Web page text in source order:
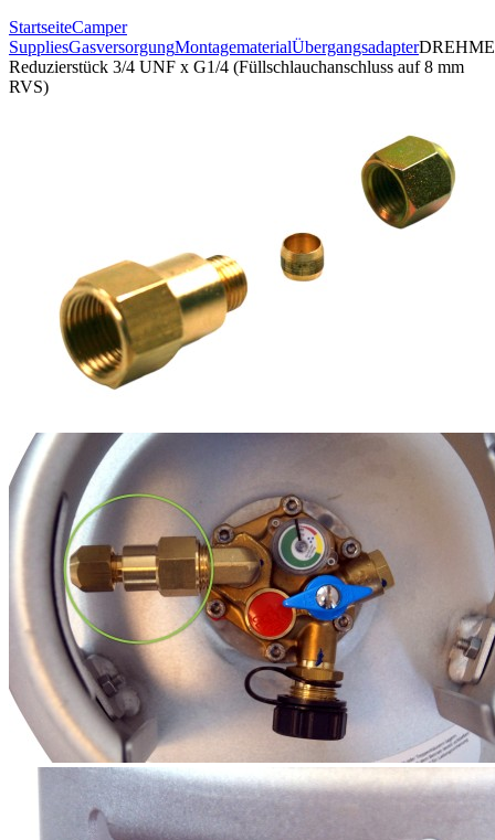
StartseiteCamper
SuppliesGasversorgungMontagematerialÜbergangsadapter
Reduzierstück 3/4 UNF x G1/4 (Füllschlauchanschluss auf 8 mm
RVS)